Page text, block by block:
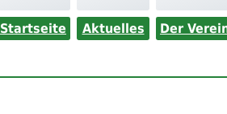
Startseite Aktuelles Der